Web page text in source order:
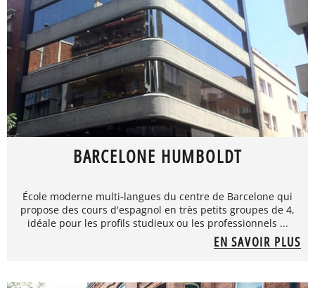
BARCELONE HUMBOLDT
École moderne multi-langues du centre de Barcelone qui
propose des cours d'espagnol en très petits groupes de 4,
idéale pour les profils studieux ou les professionnels ...
EN SAVOIR PLUS